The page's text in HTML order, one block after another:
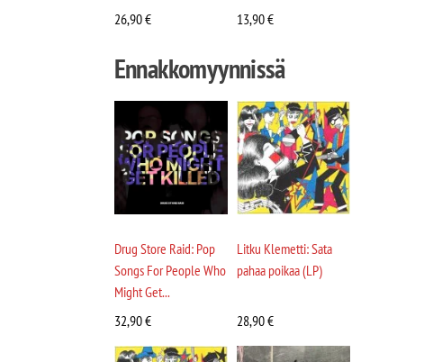
26,90€
13,90€
Ennakkomyynnissä
Drug Store Raid: Pop
Songs For People Who
Might Get...
32,90€
Litku Klemetti: Sata
pahaa poikaa (LP)
28,90€